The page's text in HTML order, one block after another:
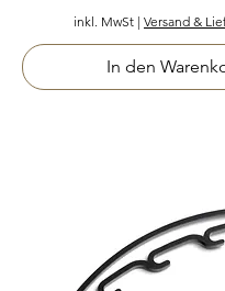
inkl. MwSt | Versand &
In den